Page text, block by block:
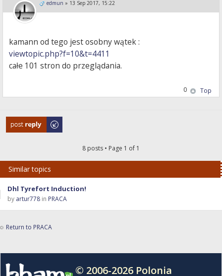
edmun » 13 Sep 2017, 15:22
kamann od tego jest osobny wątek :
viewtopic.php?f=10&t=4411
całe 101 stron do przeglądania.
Top
0
Post a reply
8 posts • Page 1 of 1
Similar topics
Dhl Tyrefort Induction!
by artur778 in PRACA
Return to PRACA
© 2006-2026 Polonia